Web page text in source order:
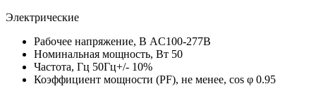
Электрические
Рабочее напряжение, В AC100-277В
Номинальная мощность, Вт 50
Частота, Гц 50Гц+/- 10%
Коэффициент мощности (PF), не менее, cos φ 0.95